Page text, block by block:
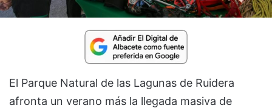
El Parque Natural de las Lagunas de Ruidera
afronta un verano más la llegada masiva de